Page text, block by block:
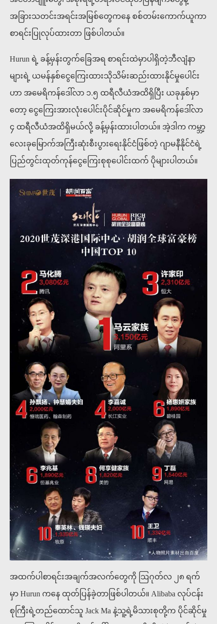
အခြားသတင်းအရင်းအမြစ်တွေကနေ စစ်တမ်းကောက်ယူကာ
စာရင်းပြုလုပ်ထားတာ ဖြစ်ပါတယ်။
Hurun ရဲ့ ခန့်မှန်းတွက်ခြေအရ စာရင်းထဲမှာပါရှိတဲ့ဘီလျံနာ
များရဲ့ ယမန်နှစ်ငွေကြေးထားသိုသိမ်းဆည်းထားနိုင်မှုပေါင်း
ဟာ အမေရိကန်ဒေါ်လာ ၁.၅ ထရီလီယံအထိရှိပြီး ယခုနှစ်မှာ
တော့ ငွေကြေးအားလုံးပေါင်းပိုင်ဆိုင်မှုက အမေရိကန်ဒေါ်လာ
၄ ထရီလီယံအထိရှိမယ်လို့ ခန့်မှန်းထားပါတယ်။ အဲ့ဒါက ကမ္ဘာ့
လေးခုမြောက်အကြီးဆုံးစီးပွားရေးနိုင်ငံဖြစ်တဲ့ ဂျာမနီနိုင်ငံရဲ့
ပြည်တွင်းထုတ်ကုန်ငွေကြေးစုစုပေါင်းထက် ပိုများပါတယ်။
အထက်ပါစာရင်းအချက်အလက်တွေကို ဩဂုတ်လ ၂၈ ရက်
မှာ Hurun ကနေ ထုတ်ပြန်ခဲ့တာဖြစ်ပါတယ်။ Alibaba လုပ်ငန်း
စုကြီးရဲ့တည်ထောင်သူ Jack Ma နဲ့သူ့ရဲ့မိသားစုတို့က ပိုင်ဆိုင်မှု